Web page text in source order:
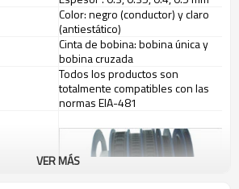
Color: negro (conductor) y claro
(antiestático)
Cinta de bobina: bobina única y
bobina cruzada
Todos los productos son
totalmente compatibles con las
normas EIA-481
VER MÁS